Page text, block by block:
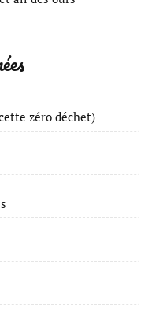
zéro déchet)